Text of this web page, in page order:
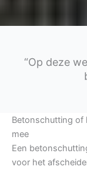
“Op deze
Betonschutting of
mee
Een
voor het